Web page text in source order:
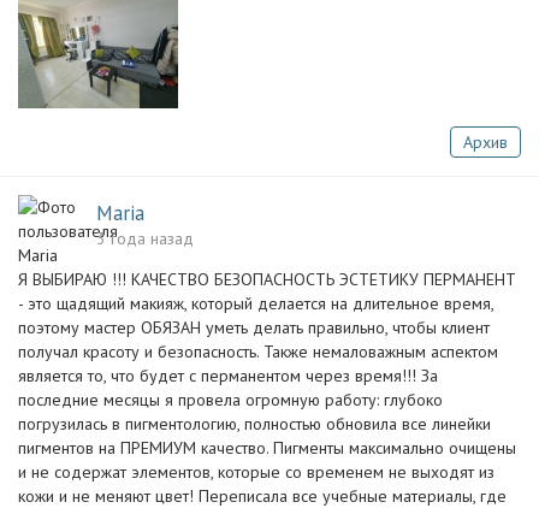
Архив
Maria
3 года назад
Я ВЫБИРАЮ !!! КАЧЕСТВО БЕЗОПАСНОСТЬ ЭСТЕТИКУ ПЕРМАНЕНТ
- это щадящий макияж, который делается на длительное время,
поэтому мастер ОБЯЗАН уметь делать правильно, чтобы клиент
получал красоту и безопасность. Также немаловажным аспектом
является то, что будет с перманентом через время!!! За
последние месяцы я провела огромную работу: глубоко
погрузилась в пигментологию, полностью обновила все линейки
пигментов на ПРЕМИУМ качество. Пигменты максимально очищены
и не содержат элементов, которые со временем не выходят из
кожи и не меняют цвет! Переписала все учебные материалы, где